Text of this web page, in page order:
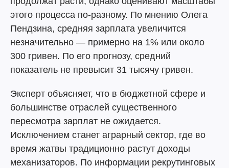
этого процесса по-разному. По мнению Олега
Пендзина, средняя зарплата увеличится
незначительно — примерно на 1% или около
300 гривен. По его прогнозу, средний
показатель не превысит 31 тысячу гривен.
Эксперт объясняет, что в бюджетной сфере и
большинстве отраслей существенного
пересмотра зарплат не ожидается.
Исключением станет аграрный сектор, где во
время жатвы традиционно растут доходы
механизаторов. По информации рекрутинговых